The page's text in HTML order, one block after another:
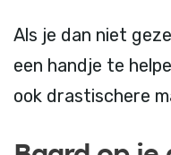
Als je dan niet
een handje te
ook drastischere